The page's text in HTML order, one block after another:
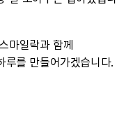
마일락과 함께
루를 만들어가겠습니다.